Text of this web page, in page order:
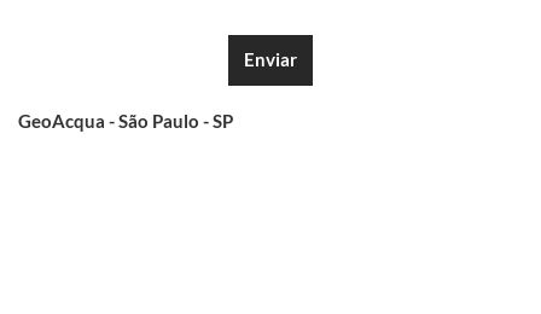
Enviar
GeoAcqua - São Paulo - SP